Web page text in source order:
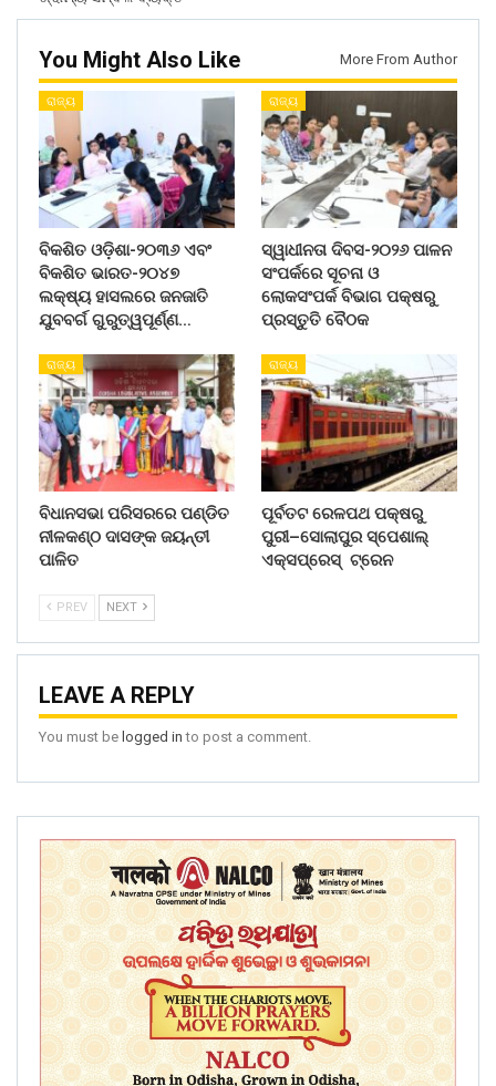
You Might Also Like More From Author
ରାଜ୍ୟ
ବିକଶିତ ଓଡ଼ିଶା-୨୦୩୬ ଏବଂ
ବିକଶିତ ଭାରତ-୨୦୪୭
ଲକ୍ଷ୍ୟ ହାସଲରେ ଜନଜାତି
ଯୁବବର୍ଗ ଗୁରୁତ୍ୱପୂର୍ଣ୍ଣ…
ରାଜ୍ୟ
ସ୍ୱାଧୀନତା ଦିବସ-୨୦୨୬ ପାଳନ
ସଂପର୍କରେ ସୂଚନା ଓ
ଲୋକସଂପର୍କ ବିଭାଗ ପକ୍ଷରୁ
ପ୍ରସ୍ତୁତି ବୈଠକ
ରାଜ୍ୟ
ବିଧାନସଭା ପରିସରରେ ପଣ୍ଡିତ
ନୀଳକଣ୍ଠ ଦାସଙ୍କ ଜୟନ୍ତୀ
ପାଳିତ
ରାଜ୍ୟ
ପୂର୍ବତଟ ରେଳପଥ ପକ୍ଷରୁ
ପୁରୀ–ସୋଲାପୁର ସ୍ପେଶାଲ୍
ଏକ୍ସପ୍ରେସ୍ ଟ୍ରେନ
PREV NEXT
LEAVE A REPLY
You must be logged in to post a comment.